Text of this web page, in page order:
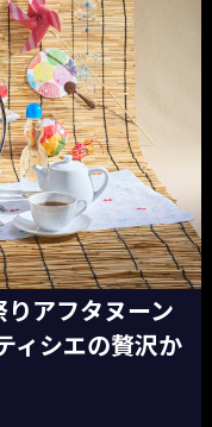
アフタヌーン
ィシエの贅沢か